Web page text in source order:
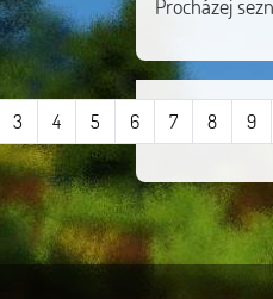
Procházej
3 4 5 6 7 8 9